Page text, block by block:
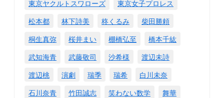
東京ヤクルトスワローズ
東京女子プロレス
松本都
林下詩美 柊くるみ
柴田勝頼
桐生真弥
桜井まい 棚橋弘至
橋本千紘
武知海青
武藤敬司 沙希様
渡辺未詩
渡辺桃
演劇 瑞季 瑞希
白川未奈
石川奈青
竹田誠志 笑わない数学
舞華